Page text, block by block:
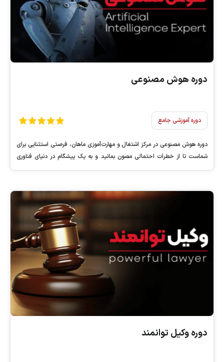
دوره هوش مصنوعی
دوره آموزشی جامع
دوره هوش مصنوعی در مرکز اشتغال و مهارت‌آموزی ماهان، فرصتی استثنایی برای
شماست تا از خطرات احتمالی مصون بمانید و به یک پیشگام در دنیای فناوری
تبدیل شوید.
دوره وکیل توانمند